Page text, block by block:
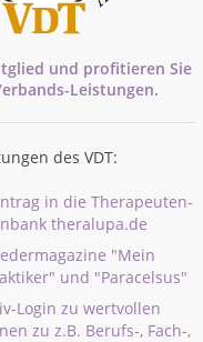
und profitieren Sie
Leistungen.
des VDT:
in die Therapeuten-
theralupa.de
"Mein
und "Paracelsus"
Login zu wertvollen
zu z.B. Berufs-, Fach-,